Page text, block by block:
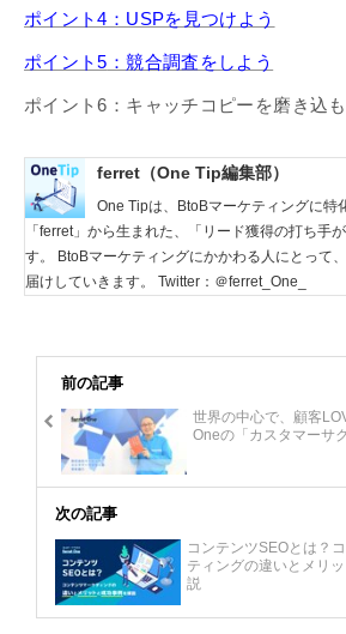
ポイント4：USPを見つけよう
ポイント5 ：競合調査をしよう
ポイント6：キャッチコピーを磨き込
ferret（One Tip編集部）
One Tipは、BtoBマーケティングに特
「ferret」から生まれた、「リード獲得の打ち手
す。 BtoBマーケティングにかかわる人にとって
届けしていきます。 Twitter：＠ferret_One_
前の記事
世界の中心で、顧客
Oneの「カスタマーサ
次の記事
コンテンツSEOとは？
ティングの違いとメリ
説